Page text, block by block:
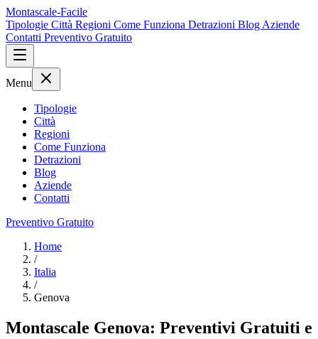
Montascale-Facile
Tipologie Città Regioni Come Funziona Detrazioni Blog Aziende
Contatti Preventivo Gratuito
Menu
Tipologie
Città
Regioni
Come Funziona
Detrazioni
Blog
Aziende
Contatti
Preventivo Gratuito
Home
/
Italia
/
Genova
Montascale Genova: Preventivi Gratuiti e